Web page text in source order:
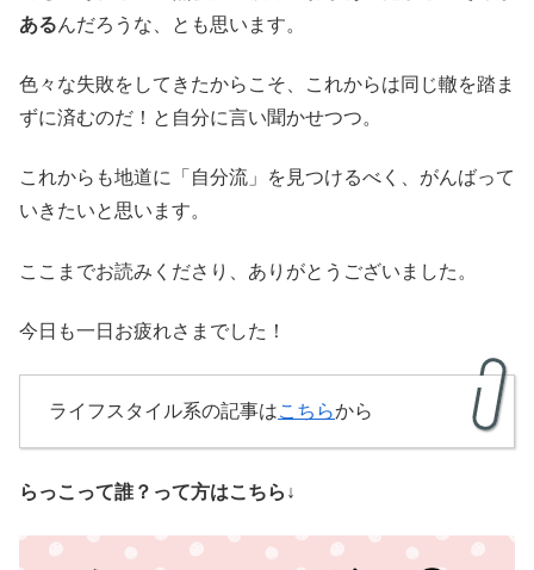
あるんだろうな、とも思います。
色々な失敗をしてきたからこそ、これからは同じ轍を踏ま
ずに済むのだ！と自分に言い聞かせつつ。
これからも地道に「自分流」を見つけるべく、がんばって
いきたいと思います。
ここまでお読みくださり、ありがとうございました。
今日も一日お疲れさまでした！
ライフスタイル系の記事はこちらから
らっこって誰？って方はこちら↓